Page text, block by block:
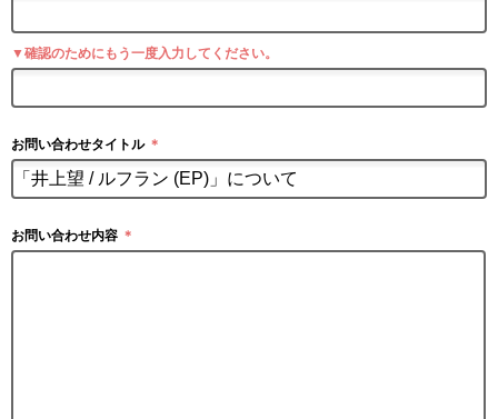
▼確認のためにもう一度入力してください。
お問い合わせタイトル ＊
お問い合わせ内容 ＊